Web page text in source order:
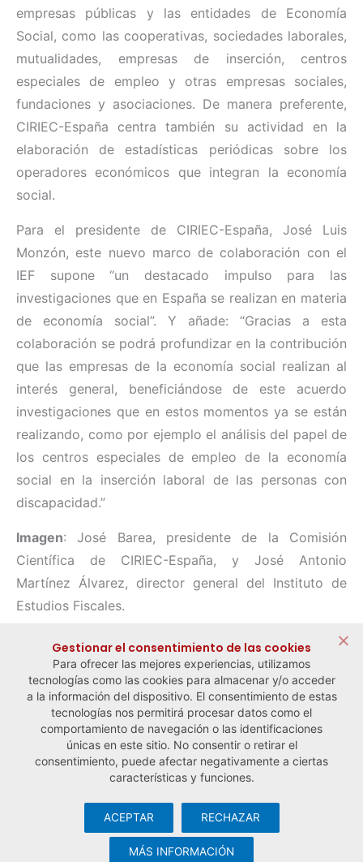
empresas públicas y las entidades de Economía
Social, como las cooperativas, sociedades laborales,
mutualidades, empresas de inserción, centros
especiales de empleo y otras empresas sociales,
fundaciones y asociaciones. De manera preferente,
CIRIEC-España centra también su actividad en la
elaboración de estadísticas periódicas sobre los
operadores económicos que integran la economía
social.
Para el presidente de CIRIEC-España, José Luis
Monzón, este nuevo marco de colaboración con el
IEF supone “un destacado impulso para las
investigaciones que en España se realizan en materia
de economía social”. Y añade: “Gracias a esta
colaboración se podrá profundizar en la contribución
que las empresas de la economía social realizan al
interés general, beneficiándose de este acuerdo
investigaciones que en estos momentos ya se están
realizando, como por ejemplo el análisis del papel de
los centros especiales de empleo de la economía
social en la inserción laboral de las personas con
discapacidad.”
Imagen: José Barea, presidente de la Comisión
Científica de CIRIEC-España, y José Antonio
Martínez Álvarez, director general del Instituto de
Estudios Fiscales.
← Noticia anterior Noticia siguiente →
© Observatorio Español de la Economía Social y del Trabajo
Aviso legal y política de privacidad
cookies· Desarrollo web:Visualco
Gestionar el consentimiento de las cookies
Para ofrecer las mejores experiencias, utilizamos
tecnologías como las cookies para almacenar y/o acceder
a la información del dispositivo. El consentimiento de estas
tecnologías nos permitirá procesar datos como el
comportamiento de navegación o las identificaciones
únicas en este sitio. No consentir o retirar el
consentimiento, puede afectar negativamente a ciertas
características y funciones.
ACEPTAR RECHAZAR
MÁS INFORMACIÓN